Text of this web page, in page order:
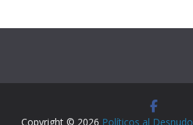
Copyright © 2026 Políticos al Desnudo